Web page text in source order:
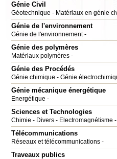
Génie Civil
Géotechnique Matériaux en génie
Génie de l'environnement
Génie de l'environnement
Génie des polymères
Matériaux polymères
Génie des Procédés
Génie chimique Génie
Génie mécanique énergétique
Energétique
Sciences et Technologies
Chimie Divers Electromagnétisme
Télécommunications
Réseaux et télécommunications
Traveaux publics